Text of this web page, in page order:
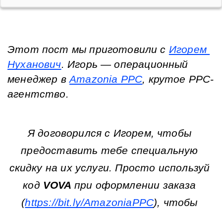
Этот пост мы приготовили с Игорем
Нуханович. Игорь — операционный
менеджер в Amazonia PPC, крутое PPC-
агентство.
Я договорился с Игорем, чтобы
предоставить тебе специальную
скидку на их услуги. Просто используй
код VOVA при оформлении заказа
(https://bit.ly/AmazoniaPPC), чтобы